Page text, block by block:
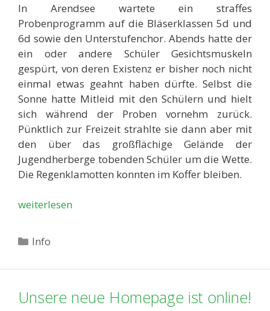
In Arendsee wartete ein straffes
Probenprogramm auf die Bläserklassen 5d und
6d sowie den Unterstufenchor. Abends hatte der
ein oder andere Schüler Gesichtsmuskeln
gespürt, von deren Existenz er bisher noch nicht
einmal etwas geahnt haben dürfte. Selbst die
Sonne hatte Mitleid mit den Schülern und hielt
sich während der Proben vornehm zurück.
Pünktlich zur Freizeit strahlte sie dann aber mit
den über das großflächige Gelände der
Jugendherberge tobenden Schüler um die Wette.
Die Regenklamotten konnten im Koffer bleiben.
weiterlesen
Kategorien
Info
Unsere neue Homepage ist online!